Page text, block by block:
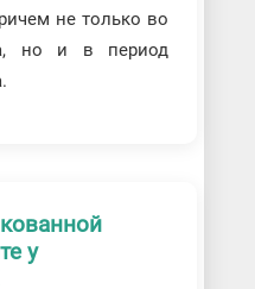
не только во
но и в период
у